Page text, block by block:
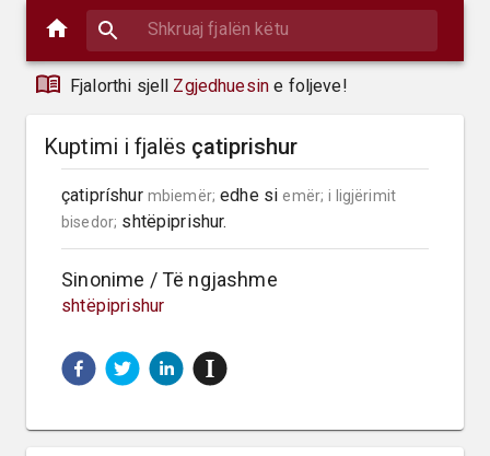
Fjalorthi sjell Zgjedhuesin e foljeve!
Kuptimi i fjalës çatiprishur
çatipríshur mbiemër; edhe si emër; i ligjërimit
bisedor; shtëpiprishur.
Sinonime / Të ngjashme
shtëpiprishur